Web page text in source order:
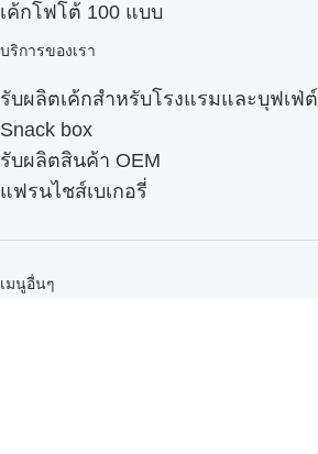
เค้กโฟโต้ 100 แบบ
บริการของเรา
รับผลิตเค้กสำหรับโรงแรมและบุฟเฟ่ต์
Snack box
รับผลิตสินค้า OEM
แฟรนไชส์เบเกอรี่
เมนูอื่นๆ